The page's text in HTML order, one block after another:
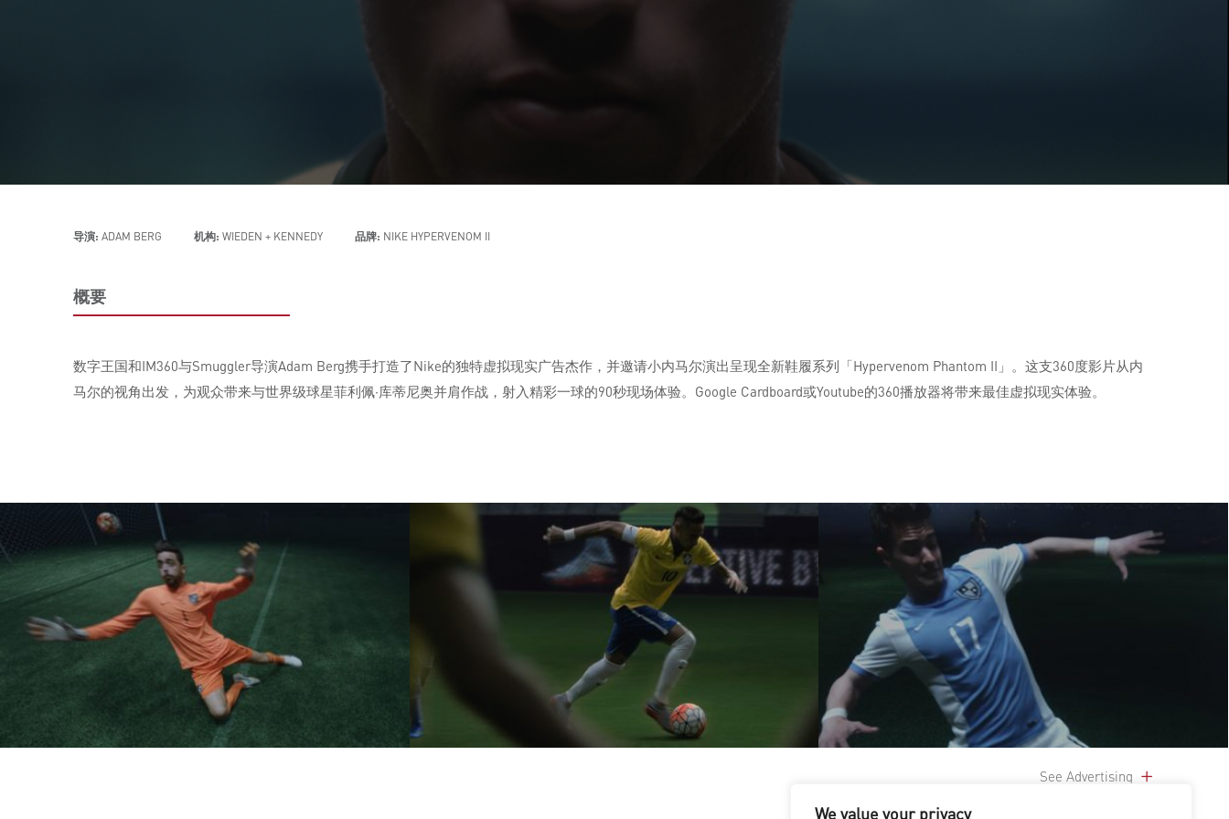
We value your privacy
导演: ADAM BERG 机构: WIEDEN + KENNEDY 品牌: NIKE HYPERVENOM II
概要
数字王国和IM360与Smuggler导演Adam Berg携手打造了Nike的独特虚拟现实广告杰作，并邀请小内马尔演出呈现全新鞋履系列「Hypervenom Phantom II」。这支360度影片从内
马尔的视角出发，为观众带来与世界级球星菲利佩·库蒂尼奥并肩作战，射入精彩一球的90秒现场体验。Google Cardboard或Youtube的360播放器将带来最佳虚拟现实体验。
See Advertising